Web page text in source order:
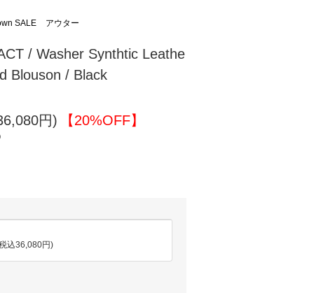
SALE アウター
/ Washer Synthtic Leathe
Blouson / Black
円) 【20%OFF】
込36,080円)